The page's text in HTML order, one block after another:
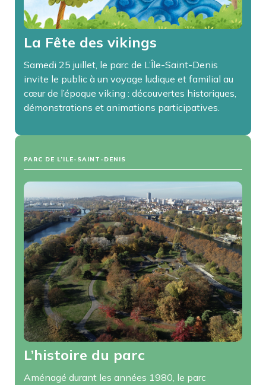
La Fête des vikings
Samedi 25 juillet, le parc de L’Île-Saint-Denis
invite le public à un voyage ludique et familial au
cœur de l’époque viking : découvertes historiques,
démonstrations et animations participatives.
PARC DE L’ILE-SAINT-DENIS
L’histoire du parc
Aménagé durant les années 1980, le parc